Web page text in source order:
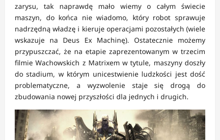
zarysu, tak naprawdę mało wiemy o całym świecie
maszyn, do końca nie wiadomo, który robot sprawuje
nadrzędną władzę i kieruje operacjami pozostałych (wiele
wskazuje na Deus Ex Machinę). Ostatecznie możemy
przypuszczać, że na etapie zaprezentowanym w trzecim
filmie Wachowskich z Matrixem w tytule, maszyny doszły
do stadium, w którym unicestwienie ludzkości jest dość
problematyczne, a wyzwolenie staje się drogą do
zbudowania nowej przyszłości dla jednych i drugich.